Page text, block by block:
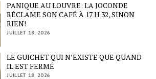
PANIQUE AU LOUVRE: LA JOCONDE
RÉCLAME SON CAFÉ À 17 H 32, SINON
RIEN!
JUILLET 18, 2026
LE GUICHET QUI N’EXISTE QUE QUAND
IL EST FERMÉ
JUILLET 18, 2026